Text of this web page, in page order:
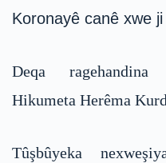
Koronayê canê xwe
Deqa ragehandina
Hikumeta Herêma
Tûşbûyeka